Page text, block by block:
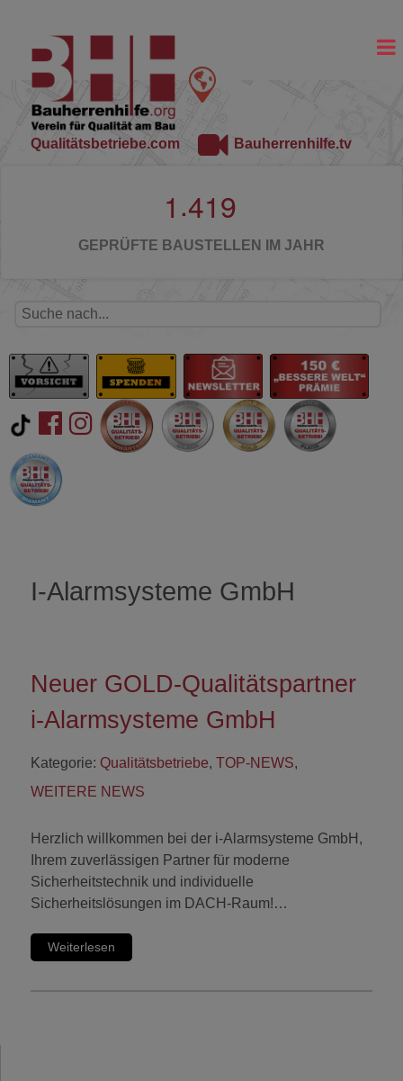
Qualitätsbetriebe.com Bauherrenhilfe.tv
1 .419
GEPRÜFTE BAUSTELLEN IM JAHR
I-Alarmsysteme GmbH
Neuer GOLD-Qualitätspartner
i-Alarmsysteme GmbH
Kategorie: Qualitätsbetriebe, TOP-NEWS,
WEITERE NEWS
Herzlich willkommen bei der i-Alarmsysteme GmbH,
Ihrem zuverlässigen Partner für moderne
Sicherheitstechnik und individuelle
Sicherheitslösungen im DACH-Raum!…
Weiterlesen